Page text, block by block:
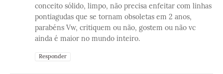
conceito sólido, limpo, não precisa enfeitar com linhas
pontiagudas que se tornam obsoletas em 2 anos,
parabéns Vw, critiquem ou não, gostem ou não vc
ainda é maior no mundo inteiro.
Responder